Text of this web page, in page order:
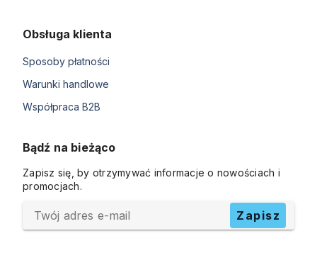
Obsługa klienta
Sposoby płatności
Warunki handlowe
Współpraca B2B
Bądź na bieżąco
Zapisz się, by otrzymywać informacje o nowościach i
promocjach.
Twój adres e-mail Zapisz